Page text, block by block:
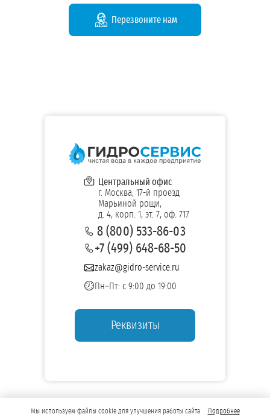
Перезвоните нам
Центральный офис
г. Москва, 17-й проезд
Марьиной рощи,
д. 4, корп. 1, эт. 7, оф. 717
8 (800) 533-86-03
+7 (499) 648-68-50
zakaz@gidro-service.ru
Пн–Пт: с 9:00 до 19:00
Реквизиты
Мы используем файлы cookie для улучшения работы сайта Подробнее